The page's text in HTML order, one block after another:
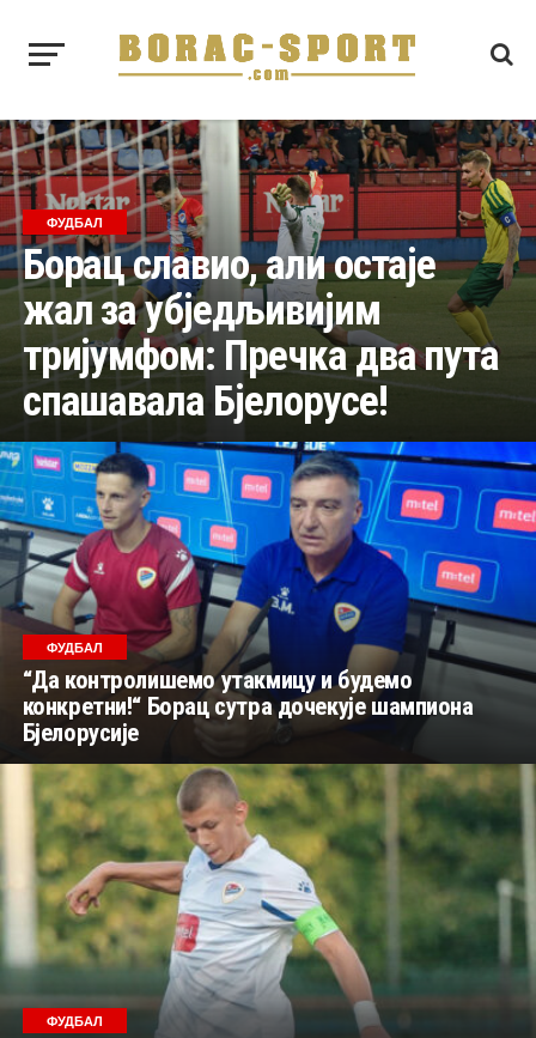
ФУДБАЛ
Борац славио, али остаје
жал за убједљивијим
тријумфом: Пречка два пута
спашавала Бјелорусе!
ФУДБАЛ
“Да контролишемо утакмицу и будемо
конкретни!“ Борац сутра дочекује шампиона
Бјелорусије
ФУДБАЛ